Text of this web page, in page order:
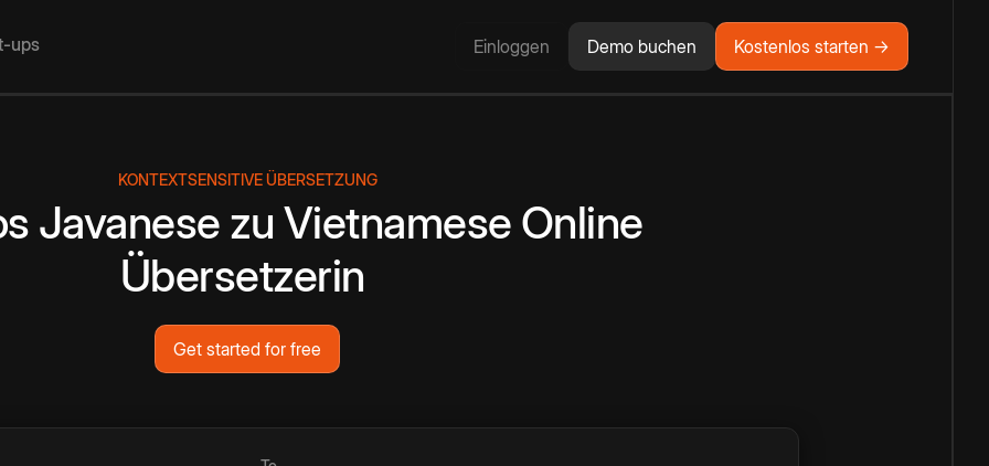
ups Einloggen Demo buchen Kostenlos starten →
KONTEXTSENSITIVE ÜBERSETZUNG
Javanese zu Vietnamese Online
Übersetzerin
Get started for free